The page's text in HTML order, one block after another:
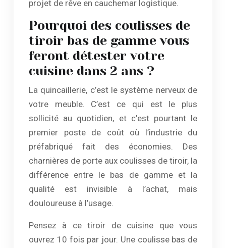
projet de rêve en cauchemar logistique.
Pourquoi des coulisses de
tiroir bas de gamme vous
feront détester votre
cuisine dans 2 ans ?
La quincaillerie, c’est le système nerveux de
votre meuble. C’est ce qui est le plus
sollicité au quotidien, et c’est pourtant le
premier poste de coût où l’industrie du
préfabriqué fait des économies. Des
charnières de porte aux coulisses de tiroir, la
différence entre le bas de gamme et la
qualité est invisible à l’achat, mais
douloureuse à l’usage.
Pensez à ce tiroir de cuisine que vous
ouvrez 10 fois par jour. Une coulisse bas de